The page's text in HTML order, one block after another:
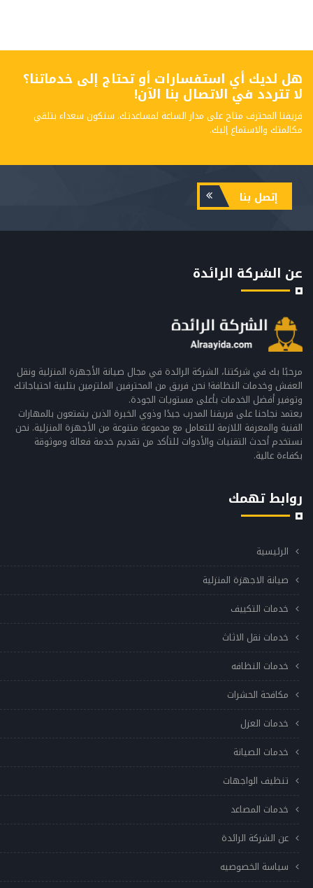
هل لديك أي استفسارات أو تحتاج إلى خدماتنا؟
لا تتردد في الاتصال بنا الآن!
فريقنا المحترف متاح على مدار الساعة لمساعدتك. سنكون سعداء بتلقي
مكالمتك والاستماع إليك.
إتصل بنا
عن الشركة الرائدة
مرحبًا بك في شركتنا، الشركة الرائدة في مجال صيانة الأجهزة المنزلية ونقل
العفش وخدمات النظافة! نحن فريق من المحترفين الملتزمين بتلبية احتياجاتك
وتوفير أفضل الخدمات بأعلى مستويات الجودة.
يعتمد نجاحنا على فريقنا المدرب جيدًا وذوي الخبرة الذين يتمتعون بالمهارات
الفنية والمعرفة اللازمة للتعامل مع مجموعة متنوعة من الأجهزة المنزلية. نحن
نستخدم أحدث التقنيات والأدوات للتأكد من تقديم خدمة فعالة وموثوقة
بكفاءة عالية.
روابط تهمك
الرئيسية
صيانة الاجهزة المنزلية
خدمات التكييف
خدمات نقل الاثاث
خدمات النظافه
مكافحة الحشرات
خدمات العزل
خدمات الصيانة
تنظيف الواجهات
خدمات المصاعد
عن الشركة الرائدة
سياسة الخصوصيه